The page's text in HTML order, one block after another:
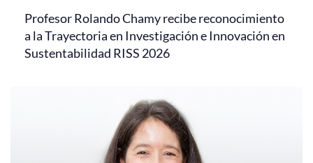
Profesor Rolando Chamy recibe reconocimiento
a la Trayectoria en Investigación e Innovación en
Sustentabilidad RISS 2026